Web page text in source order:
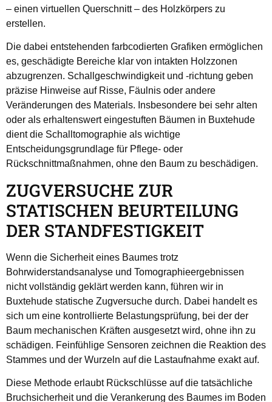
– einen virtuellen Querschnitt – des Holzkörpers zu
erstellen.
Die dabei entstehenden farbcodierten Grafiken ermöglichen
es, geschädigte Bereiche klar von intakten Holzzonen
abzugrenzen. Schallgeschwindigkeit und -richtung geben
präzise Hinweise auf Risse, Fäulnis oder andere
Veränderungen des Materials. Insbesondere bei sehr alten
oder als erhaltenswert eingestuften Bäumen in Buxtehude
dient die Schalltomographie als wichtige
Entscheidungsgrundlage für Pflege- oder
Rückschnittmaßnahmen, ohne den Baum zu beschädigen.
ZUGVERSUCHE ZUR
STATISCHEN BEURTEILUNG
DER STANDFESTIGKEIT
Wenn die Sicherheit eines Baumes trotz
Bohrwiderstandsanalyse und Tomographieergebnissen
nicht vollständig geklärt werden kann, führen wir in
Buxtehude statische Zugversuche durch. Dabei handelt es
sich um eine kontrollierte Belastungsprüfung, bei der der
Baum mechanischen Kräften ausgesetzt wird, ohne ihn zu
schädigen. Feinfühlige Sensoren zeichnen die Reaktion des
Stammes und der Wurzeln auf die Lastaufnahme exakt auf.
Diese Methode erlaubt Rückschlüsse auf die tatsächliche
Bruchsicherheit und die Verankerung des Baumes im Boden